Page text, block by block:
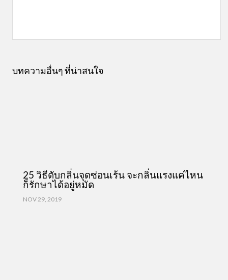
บทความอื่นๆ ที่น่าสนใจ
25 วิธีดับกลิ่นจุดซ่อนเร้น จะกลิ่นแรงแค่ไหน
ก็รักษาได้อยู่หมัด
NOV 29, 2019